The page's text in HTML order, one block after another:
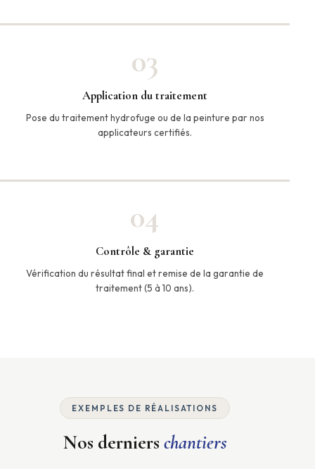
03
Application du traitement
Pose du traitement hydrofuge ou de la peinture par nos
applicateurs certifiés.
04
Contrôle & garantie
Vérification du résultat final et remise de la garantie de
traitement (5 à 10 ans).
EXEMPLES DE RÉALISATIONS
Nos derniers chantiers